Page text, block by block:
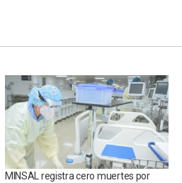
MINSAL registra cero muertes por